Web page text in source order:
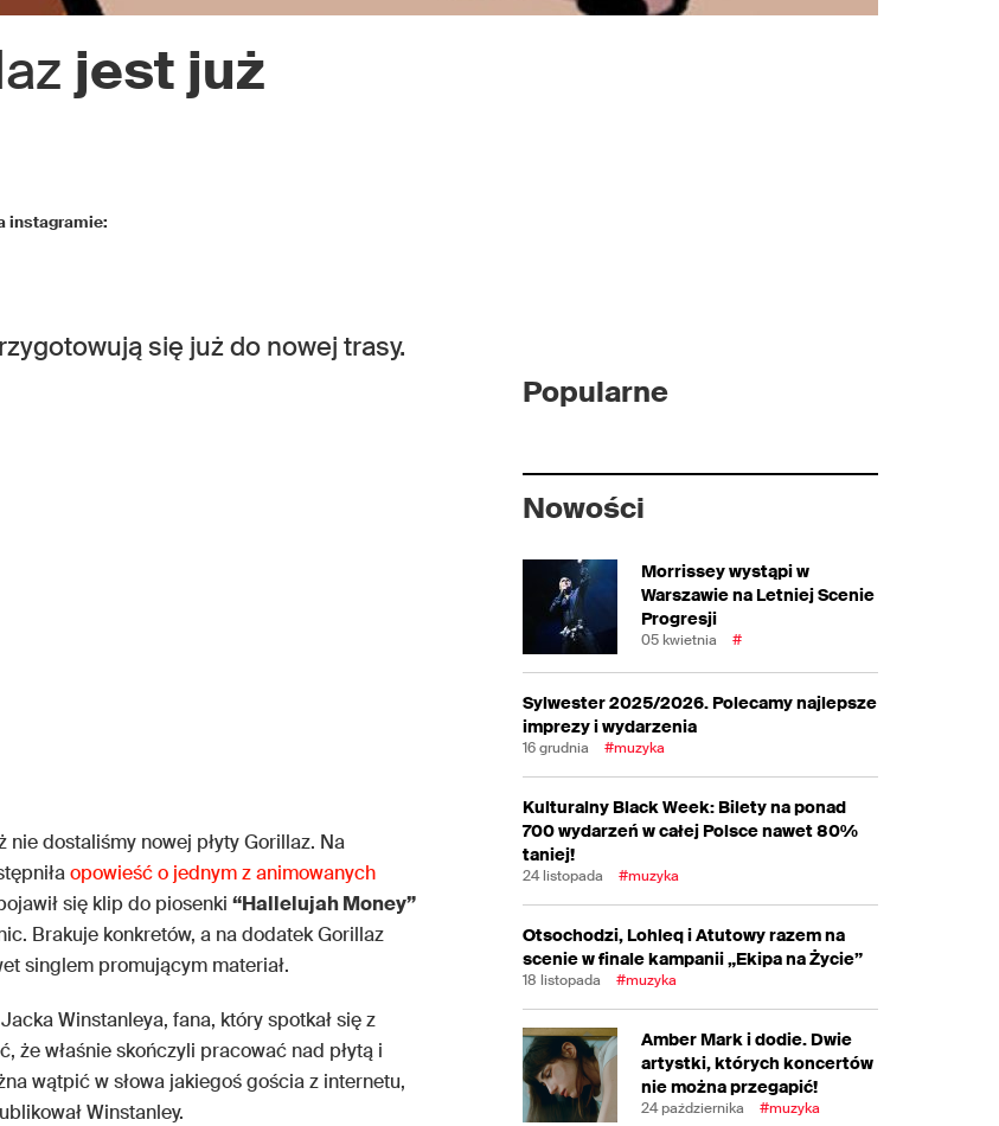
jest już
instagramie:
się już do nowej trasy.
dostaliśmy nowej płyty Gorillaz. Na
opowieść o jednym z animowanych
się klip do piosenki “Hallelujah Money”
Brakuje konkretów, a na dodatek Gorillaz
singlem promującym materiał.
Winstanleya, fana, który spotkał się z
że właśnie skończyli pracować nad płytą i
wątpić w słowa jakiegoś gościa z internetu,
Winstanley.
Popularne
Nowości
Morrissey wystąpi w
Warszawie na Letniej Scenie
Progresji
05 kwietnia #
Sylwester 2025/2026. Polecamy najlepsze
imprezy i wydarzenia
16 grudnia #muzyka
Kulturalny Black Week: Bilety na ponad
700 wydarzeń w całej Polsce nawet 80%
taniej!
24 listopada #muzyka
Otsochodzi, Lohleq i Atutowy razem na
scenie w finale kampanii „Ekipa na Życie”
18 listopada #muzyka
Amber Mark i dodie. Dwie
artystki, których koncertów
nie można przegapić!
24 października #muzyka